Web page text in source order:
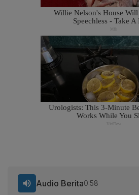
Audio Berita0:58